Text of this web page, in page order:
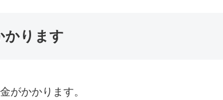
かります
がかかります。